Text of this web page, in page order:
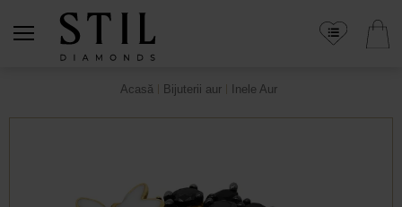
Acasă Bijuterii aur Inele Aur